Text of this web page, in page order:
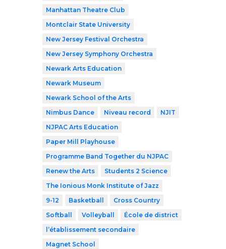
Manhattan Theatre Club
Montclair State University
New Jersey Festival Orchestra
New Jersey Symphony Orchestra
Newark Arts Education
Newark Museum
Newark School of the Arts
Nimbus Dance
Niveau record
NJIT
NJPAC Arts Education
Paper Mill Playhouse
Programme Band Together du NJPAC
Renew the Arts
Students 2 Science
The Ionious Monk Institute of Jazz
9-12
Basketball
Cross Country
Softball
Volleyball
École de district
l’établissement secondaire
Magnet School